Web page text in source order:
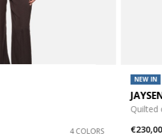
4 COLORS
NEW IN
Quilted
€230,00